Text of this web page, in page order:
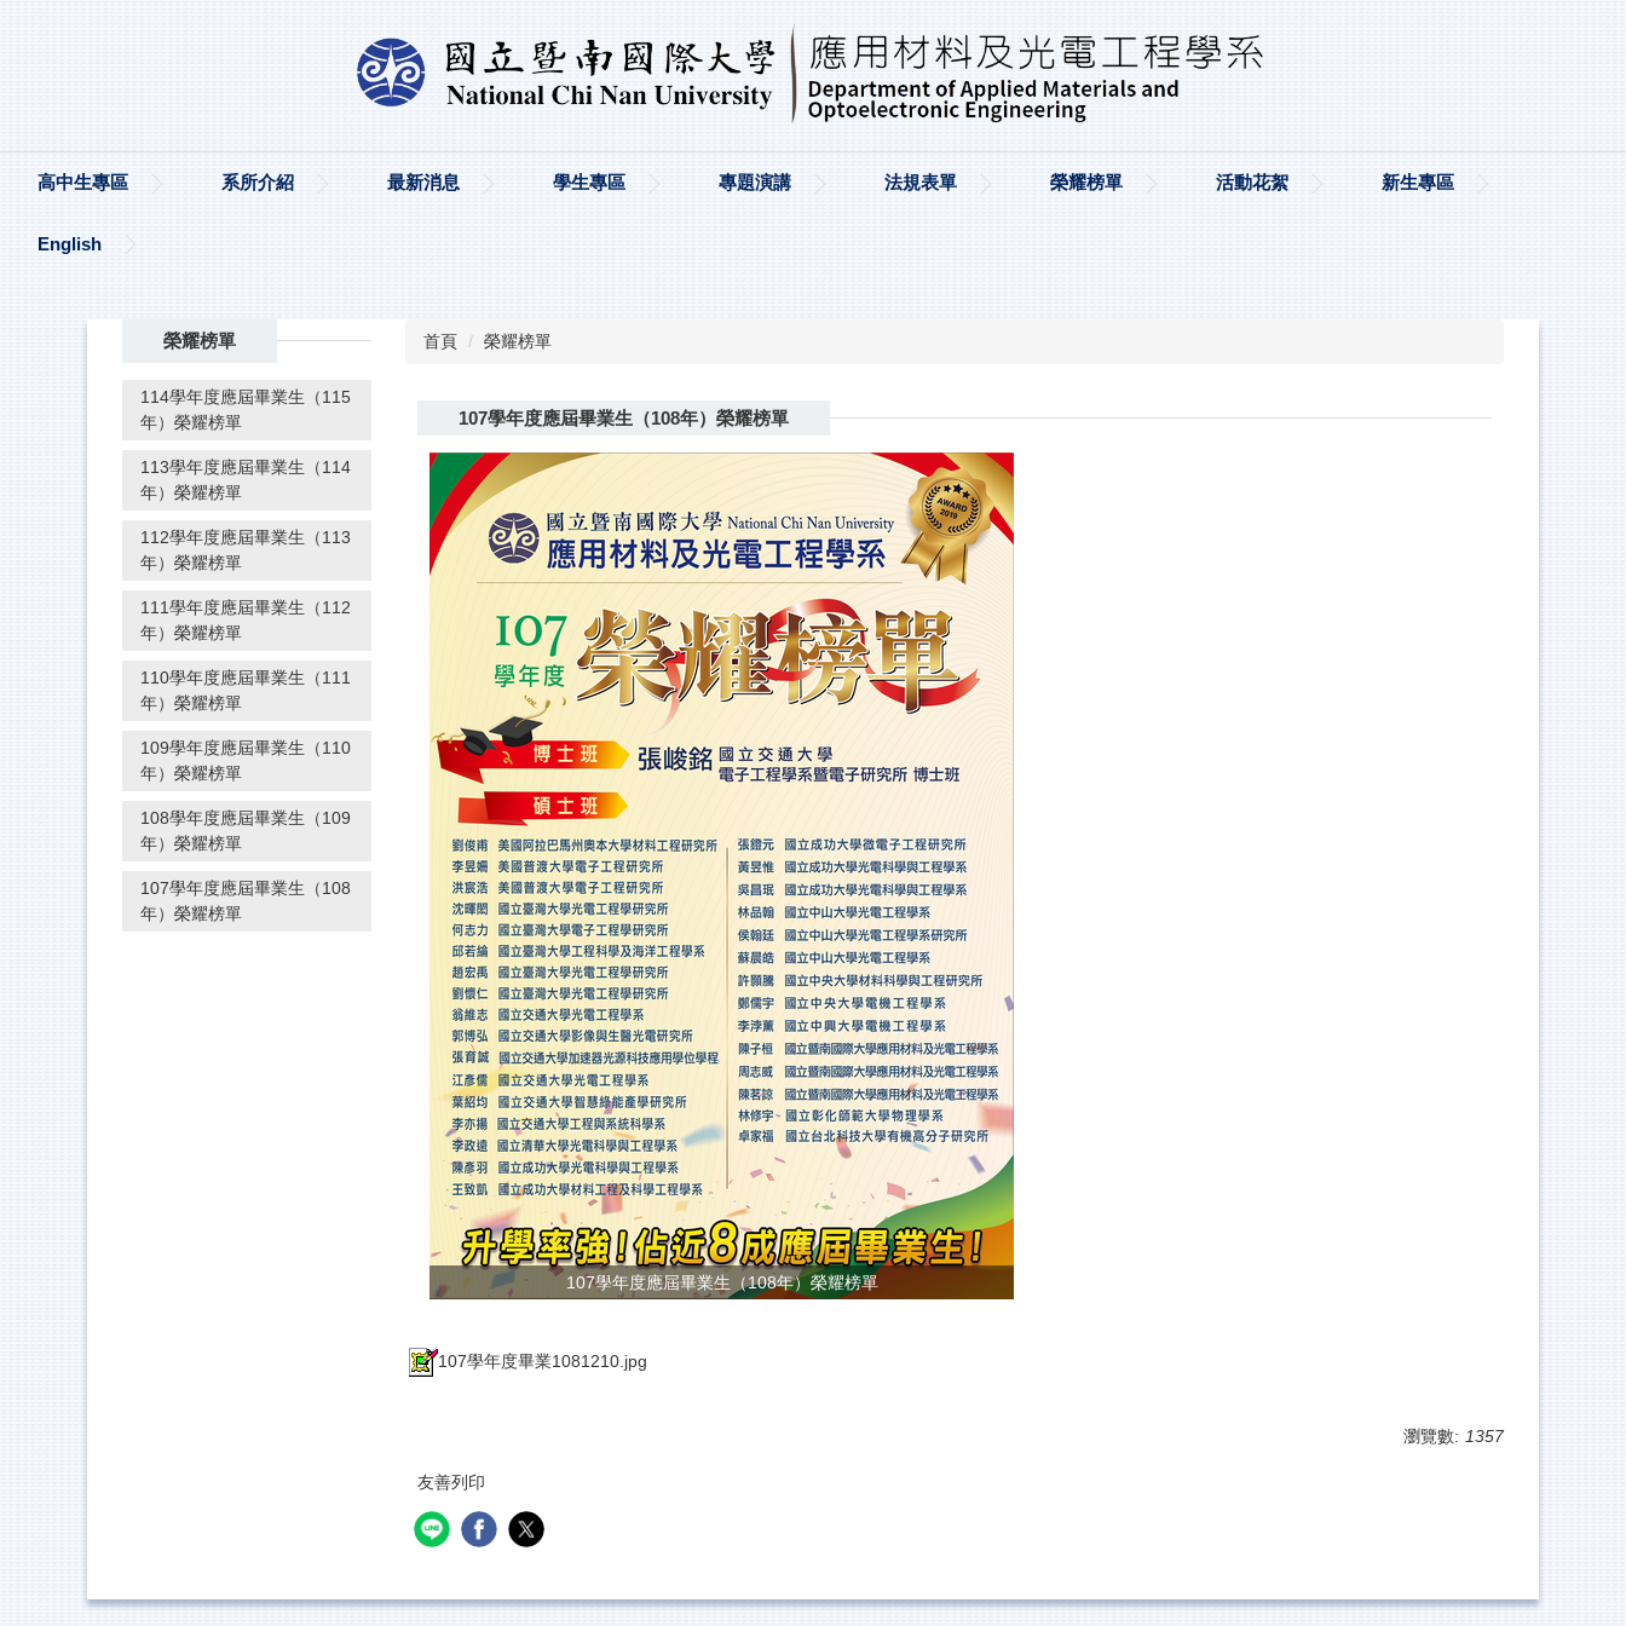
高中生專區 系所介紹 最新消息 學生專區 專題演講 法規表單 榮耀榜單 活動花絮 新生專區
English
榮耀榜單
114學年度應屆畢業生（115
年）榮耀榜單
113學年度應屆畢業生（114
年）榮耀榜單
112學年度應屆畢業生（113
年）榮耀榜單
111學年度應屆畢業生（112
年）榮耀榜單
110學年度應屆畢業生（111
年）榮耀榜單
109學年度應屆畢業生（110
年）榮耀榜單
108學年度應屆畢業生（109
年）榮耀榜單
107學年度應屆畢業生（108
年）榮耀榜單
首頁 榮耀榜單
107學年度應屆畢業生（108年）榮耀榜單
107學年度應屆畢業生（108年）榮耀榜單
107學年度畢業1081210.jpg
瀏覽數: 1357
友善列印